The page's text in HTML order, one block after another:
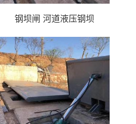
钢坝闸 河道液压钢坝